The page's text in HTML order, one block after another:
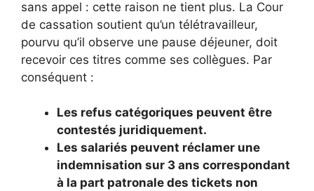
sans appel : cette raison ne tient plus. La Cour
de cassation soutient qu’un télétravailleur,
pourvu qu’il observe une pause déjeuner, doit
recevoir ces titres comme ses collègues. Par
conséquent :
Les refus catégoriques peuvent être
contestés juridiquement.
Les salariés peuvent réclamer une
indemnisation sur 3 ans correspondant
à la part patronale des tickets non